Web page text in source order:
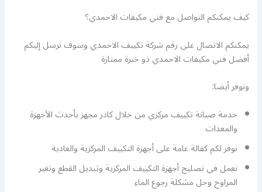
كيف يمكنكم التواصل مع فني مكيفات الاحمدي؟
يمكنكم الاتصال على رقم شركة تكييف الاحمدي وسوف نرسل إليكم
أفضل فني مكيفات الاحمدي ذو خبرة ممتازة
ونوفر أيضا:
خدمة صيانة تكييف مركزي من خلال كادر مجهز بأحدث الأجهزة
والمعدات
نوفر لكم كفالة عامة على أجهزة التكييف المركزية والعادية
نعمل في تصليح أجهزة التكييف المركزية وتبديل القطع وتغير
المراوح وحل مشكلة رجوع الماء